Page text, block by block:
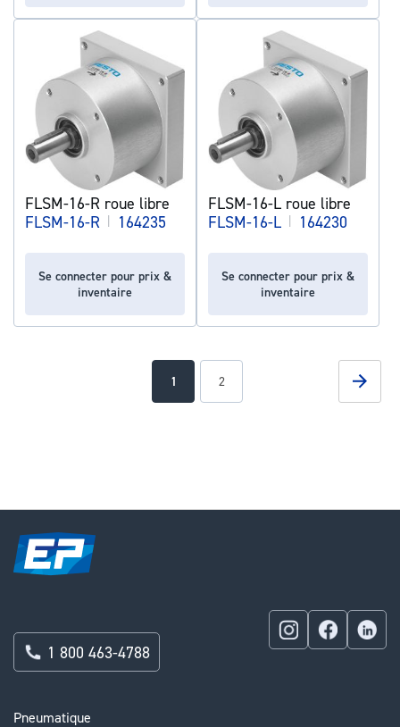
FLSM-16-R roue libre
FLSM-16-R | 164235
Se connecter pour prix &
inventaire
FLSM-16-L roue libre
FLSM-16-L | 164230
Se connecter pour prix &
inventaire
You're
1 Page
2 Page
Pneumatique
1 800 463-4788